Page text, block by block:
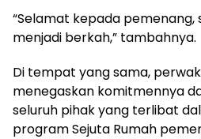
“Selamat kepada pemenang,
menjadi berkah,” tambahnya.
Di tempat yang sama,
menegaskan komitmennya
seluruh pihak yang terlibat
program Sejuta Rumah